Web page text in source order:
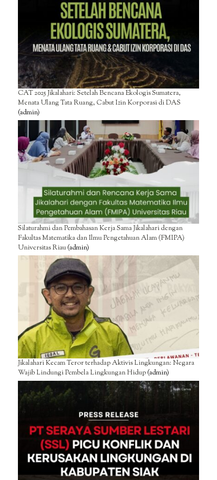
CAT 2025 Jikalahari: Setelah Bencana Ekologis Sumatera,
Menata Ulang Tata Ruang, Cabut Izin Korporasi di DAS
(admin)
Silaturahmi dan Pembahasan Kerja Sama Jikalahari dengan
Fakultas Matematika dan Ilmu Pengetahuan Alam (FMIPA)
Universitas Riau(admin)
Jikalahari Kecam Teror terhadap Aktivis Lingkungan: Negara
Wajib Lindungi Pembela Lingkungan Hidup(admin)